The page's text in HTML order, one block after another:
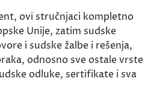
ovi stručnjaci kompletno
Unije, zatim sudske
i sudske žalbe i rešenja,
odnosno sve ostale vrste
odluke, sertifikate i sva